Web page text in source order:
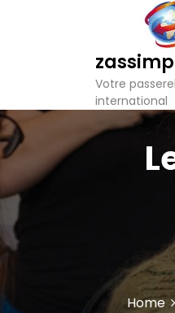
c
o
n
e
n
Votre
international
Home